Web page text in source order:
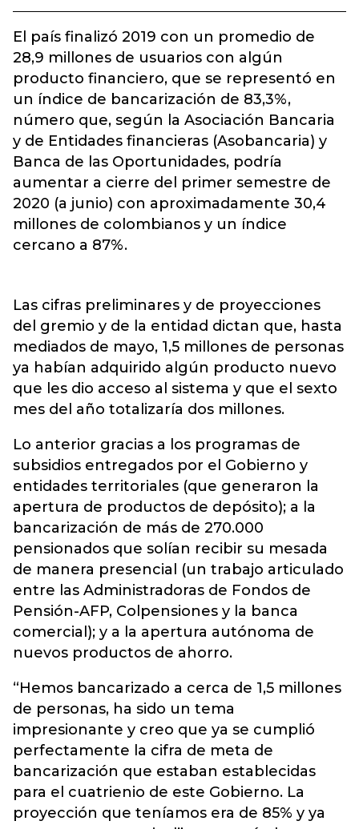
El país finalizó 2019 con un promedio de
28,9 millones de usuarios con algún
producto financiero, que se representó en
un índice de bancarización de 83,3%,
número que, según la Asociación Bancaria
y de Entidades financieras (Asobancaria) y
Banca de las Oportunidades, podría
aumentar a cierre del primer semestre de
2020 (a junio) con aproximadamente 30,4
millones de colombianos y un índice
cercano a 87%.
Las cifras preliminares y de proyecciones
del gremio y de la entidad dictan que, hasta
mediados de mayo, 1,5 millones de personas
ya habían adquirido algún producto nuevo
que les dio acceso al sistema y que el sexto
mes del año totalizaría dos millones.
Lo anterior gracias a los programas de
subsidios entregados por el Gobierno y
entidades territoriales (que generaron la
apertura de productos de depósito); a la
bancarización de más de 270.000
pensionados que solían recibir su mesada
de manera presencial (un trabajo articulado
entre las Administradoras de Fondos de
Pensión-AFP, Colpensiones y la banca
comercial); y a la apertura autónoma de
nuevos productos de ahorro.
“Hemos bancarizado a cerca de 1,5 millones
de personas, ha sido un tema
impresionante y creo que ya se cumplió
perfectamente la cifra de meta de
bancarización que estaban establecidas
para el cuatrienio de este Gobierno. La
proyección que teníamos era de 85% y ya